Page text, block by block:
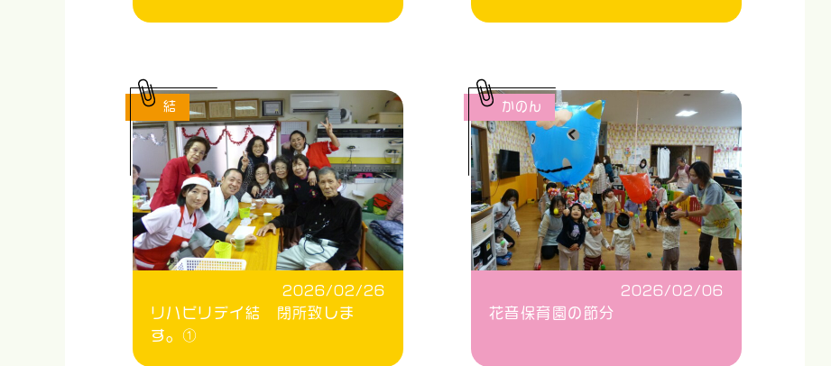
2026/02/26
リハビリデイ結 閉所致しま
す。①
結
2026/02/06
花音保育園の節分
かのん